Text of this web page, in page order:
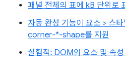
패널 전체의 표에 kB 단위로
자동 완성 기능이 요소 > 스
corner-*-shape를 지원
실험적: DOM의 요소 및 속성